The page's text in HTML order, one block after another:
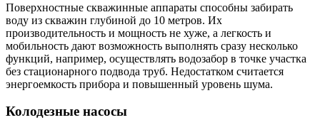
Поверхностные скважинные аппараты способны забирать
воду из скважин глубиной до 10 метров. Их
производительность и мощность не хуже, а легкость и
мобильность дают возможность выполнять сразу несколько
функций, например, осуществлять водозабор в точке участка
без стационарного подвода труб. Недостатком считается
энергоемкость прибора и повышенный уровень шума.
Колодезные насосы